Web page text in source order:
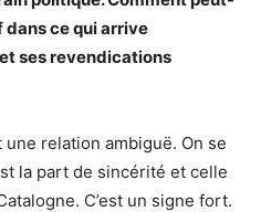
dans ce qui arrive
ses revendications
une relation ambiguë. On se
la part de sincérité et celle
C’est un signe fort.